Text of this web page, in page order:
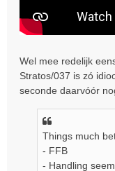
Wel mee redelijk
Stratos/037 is zó
seconde daarvóór
Things much
- FFB
- Handling